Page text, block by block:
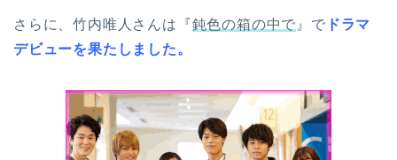
さらに、竹内唯人さんは『鈍色の箱の中で 』で ドラマ
デビューを果たしました。